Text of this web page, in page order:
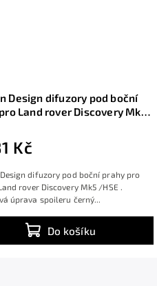
Design difuzory pod boční
Land rover Discovery Mk5
Kč
Do košíku
difuzory pod boční prahy pro
rover Discovery Mk5 /HSE .
úprava spoileru černý...